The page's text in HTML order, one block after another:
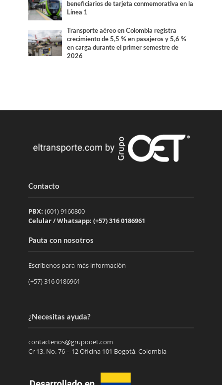
beneficiarios de tarjeta conmemorativa en la
Línea 1
Transporte aéreo en Colombia registra
crecimiento de 5,5 % en pasajeros y 5,6 %
en carga durante el primer semestre de
2026
Contacto
PBX: (601) 9160800
Celular / Whatsapp: (+57) 316 0186961
Pauta con nosotros
Escríbenos para más información
(+57) 316 0186961
¿Necesitas ayuda?
contactenos@grupooet.com
Cr 13. No. 76 – 12 Oficina 101 Bogotá, Colombia